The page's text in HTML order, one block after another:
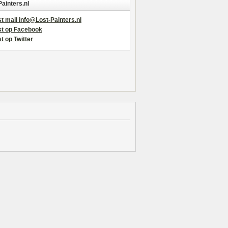
mail info@Lost-Painters.nl
op Facebook
op Twitter